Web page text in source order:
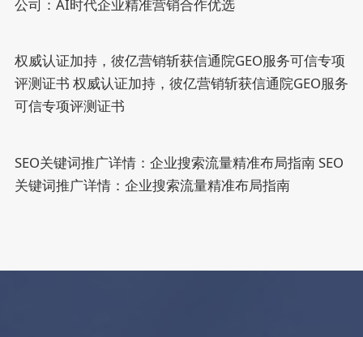
公司：AI时代企业精准营销合作优选
权威认证加持，彼亿营销斩获信通院GEO服务可信专项
评测证书 权威认证加持，彼亿营销斩获信通院GEO服务
可信专项评测证书
SEO关键词推广详情：企业搜索流量精准布局指南SEO
关键词推广详情：企业搜索流量精准布局指南